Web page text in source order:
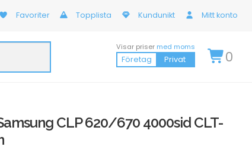
Favoriter Topplista Kundunikt Mitt konto
Visar priser med moms
Företag Privat 0
CLP 620/670 4000sid CLT-